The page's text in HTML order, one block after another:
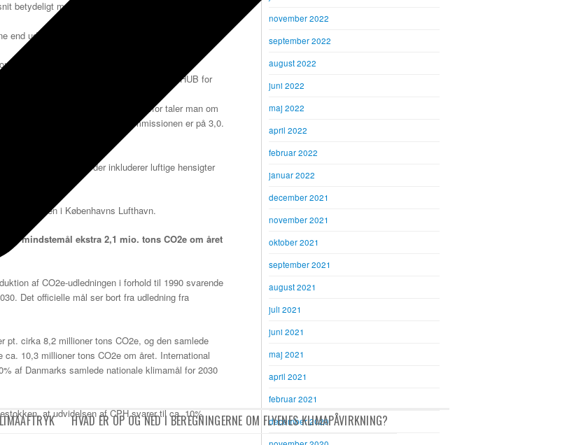
HVAD ER OP OG NED I BEREGNINGERNE OM FLYENES KLIMAPÅVIRKNING?
betydeligt mere omfattende end flyveturen ud og
end udenlandske.
med deraf følgende større udslip (9).
udvide denne forretning og være “Nordisk HUB for
end alene udledninger af CO2. Derfor taler man om
(GWP) anerkendt af EU-Kommissionen er på 3,0.
på 0,5% per år. (11)
to-X brændsler, der inkluderer luftige hensigter
på jorden i Københavns Lufthavn.
mindstemål ekstra 2,1 mio. tons CO2e om året
af CO2e-udledningen i forhold til 1990 svarende
Det officielle mål ser bort fra udledning fra
pt. cirka 8,2 millioner tons CO2e, og den samlede
10,3 millioner tons CO2e om året. International
af Danmarks samlede nationale klimamål for 2030
at udvidelsen af CPH svarer til ca. 10%
november 2022
september 2022
august 2022
juni 2022
maj 2022
april 2022
februar 2022
januar 2022
december 2021
november 2021
oktober 2021
september 2021
august 2021
juli 2021
juni 2021
maj 2021
april 2021
februar 2021
december 2020